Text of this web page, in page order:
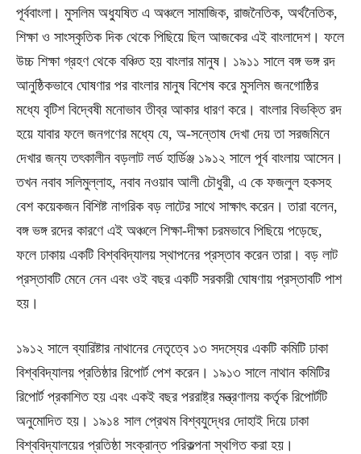
পূর্ববাংলা। মুসলিম অধ্যুষিত এ অঞ্চলে সামাজিক, রাজনৈতিক, অর্থনৈতিক,
শিক্ষা ও সাংস্কৃতিক দিক থেকে পিছিয়ে ছিল আজকের এই বাংলাদেশ। ফলে
উচ্চ শিক্ষা গ্রহণ থেকে বঞ্চিত হয় বাংলার মানুষ। ১৯১১ সালে বঙ্গ ভঙ্গ রদ
আনুষ্ঠিকভাবে ঘোষণার পর বাংলার মানুষ বিশেষ করে মুসলিম জনগোষ্ঠির
মধ্যে বৃটিশ বিদ্বেষী মনোভাব তীব্র আকার ধারণ করে। বাংলার বিভক্তি রদ
হয়ে যাবার ফলে জনগণের মধ্যে যে, অ-সন্তোষ দেখা দেয় তা সরজমিনে
দেখার জন্য তৎকালীন বড়লাট লর্ড হার্ডিঞ্জ ১৯১২ সালে পূর্ব বাংলায় আসেন।
তখন নবাব সলিমুল্লাহ, নবাব নওয়াব আলী চৌধুরী, এ কে ফজলুল হকসহ
বেশ কয়েকজন বিশিষ্ট নাগরিক বড় লাটের সাথে সাক্ষাৎ করেন। তারা বলেন,
বঙ্গ ভঙ্গ রদের কারণে এই অঞ্চলে শিক্ষা-দীক্ষা চরমভাবে পিছিয়ে পড়েছে,
ফলে ঢাকায় একটি বিশ্ববিদ্যালয় স্থাপনের প্রস্তাব করেন তারা। বড় লাট
প্রস্তাবটি মেনে নেন এবং ওই বছর একটি সরকারী ঘোষণায় প্রস্তাবটি পাশ
হয়।
১৯১২ সালে ব্যারিষ্টার নাথানের নেতৃত্বে ১৩ সদস্যের একটি কমিটি ঢাকা
বিশ্ববিদ্যালয় প্রতিষ্ঠার রিপোর্ট পেশ করেন। ১৯১৩ সালে নাথান কমিটির
রিপোর্ট প্রকাশিত হয় এবং একই বছর পররাষ্ট্র মন্ত্রণালয় কর্তৃক রিপোর্টটি
অনুমোদিত হয়। ১৯১৪ সাল প্রেথম বিশ্বযুদ্ধের দোহাই দিয়ে ঢাকা
বিশ্ববিদ্যালয়ের প্রতিষ্ঠা সংক্রান্ত পরিকল্পনা স্থগিত করা হয়।